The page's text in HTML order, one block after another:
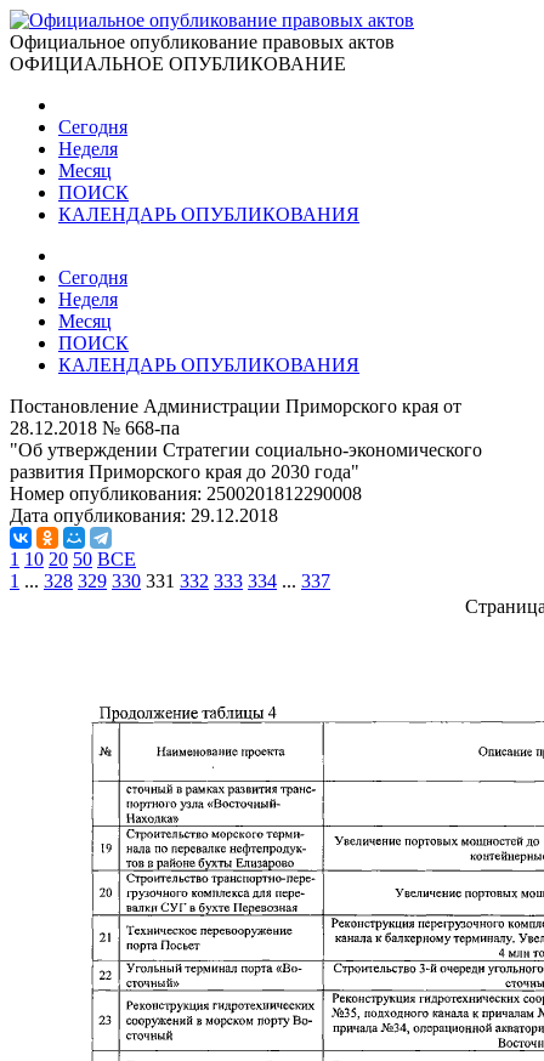
Официальное опубликование правовых актов
ОФИЦИАЛЬНОЕ ОПУБЛИКОВАНИЕ
Сегодня
Неделя
Месяц
ПОИСК
КАЛЕНДАРЬ ОПУБЛИКОВАНИЯ
Сегодня
Неделя
Месяц
ПОИСК
КАЛЕНДАРЬ ОПУБЛИКОВАНИЯ
Постановление Администрации Приморского края от
28.12.2018 № 668-па
"Об утверждении Стратегии социально-экономического
развития Приморского края до 2030 года"
Номер опубликования: 2500201812290008
Дата опубликования: 29.12.2018
1 10 20 50 ВСЕ
1 ... 328 329 330 331 332 333 334 ... 337